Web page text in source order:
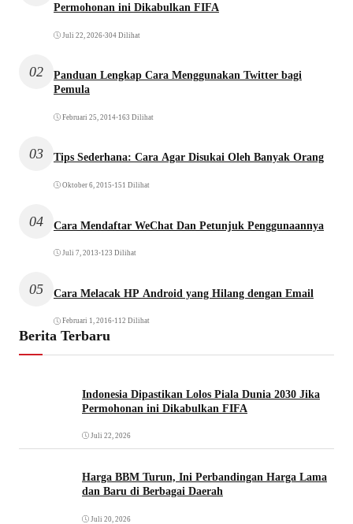
Permohonan ini Dikabulkan FIFA
Juli 22, 2026•304 Dilihat
02
Panduan Lengkap Cara Menggunakan Twitter bagi
Pemula
Februari 25, 2014•163 Dilihat
03 Tips Sederhana: Cara Agar Disukai Oleh Banyak Orang
Oktober 6, 2015 •151 Dilihat
04 Cara Mendaftar WeChat Dan Petunjuk Penggunaannya
Juli 7, 2013 •123 Dilihat
05 Cara Melacak HP Android yang Hilang dengan Email
Februari 1, 2016•112 Dilihat
Berita Terbaru
Indonesia Dipastikan Lolos Piala Dunia 2030 Jika
Permohonan ini Dikabulkan FIFA
Juli 22, 2026
Harga BBM Turun, Ini Perbandingan Harga Lama
dan Baru di Berbagai Daerah
Juli 20, 2026